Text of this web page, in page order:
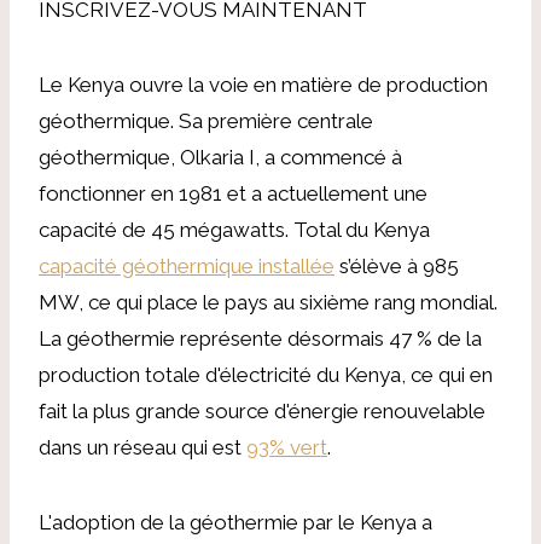
INSCRIVEZ-VOUS MAINTENANT
Le Kenya ouvre la voie en matière de production
géothermique. Sa première centrale
géothermique, Olkaria I, a commencé à
fonctionner en 1981 et a actuellement une
capacité de 45 mégawatts. Total du Kenya
capacité géothermique installée s’élève à 985
MW, ce qui place le pays au sixième rang mondial.
La géothermie représente désormais 47 % de la
production totale d'électricité du Kenya, ce qui en
fait la plus grande source d'énergie renouvelable
dans un réseau qui est 93% vert.
L'adoption de la géothermie par le Kenya a